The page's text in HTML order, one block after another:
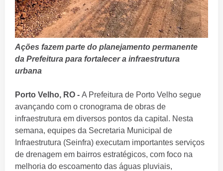
Ações fazem parte do planejamento permanente
da Prefeitura para fortalecer a infraestrutura
urbana
Porto Velho, RO - A Prefeitura de Porto Velho segue
avançando com o cronograma de obras de
infraestrutura em diversos pontos da capital. Nesta
semana, equipes da Secretaria Municipal de
Infraestrutura (Seinfra) executam importantes serviços
de drenagem em bairros estratégicos, com foco na
melhoria do escoamento das águas pluviais,